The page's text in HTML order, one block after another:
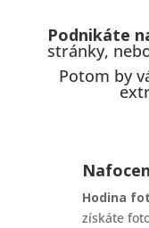
Podnikáte
stránky,
Potom by
Hodina
získáte